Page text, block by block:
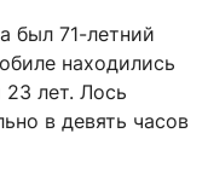
был 71-летний
находились
лет. Лось
в девять часов